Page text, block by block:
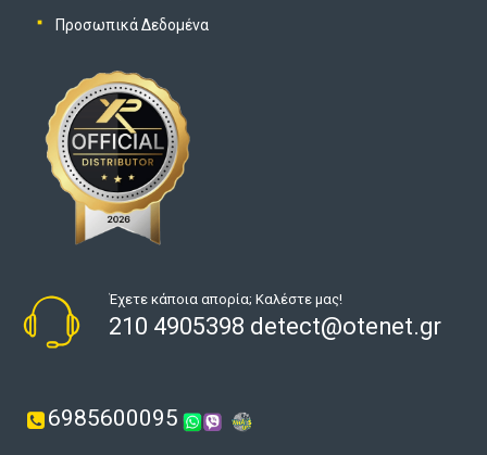
Προσωπικά Δεδομένα
Έχετε κάποια απορία; Καλέστε μας!
210 4905398 detect@otenet.gr
6985600095